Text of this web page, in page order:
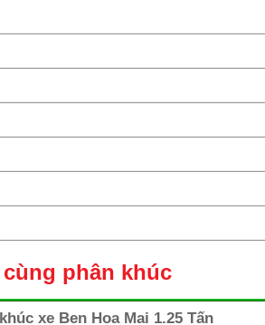
phân khúc
xe Ben Hoa Mai 1.25 Tấn